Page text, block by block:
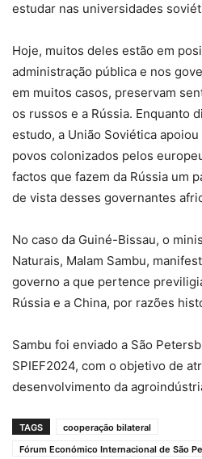
estudar nas universidades
Hoje, muitos deles estão em
administração pública e nos
em muitos casos, preservam
os russos e a Rússia. Enquanto
estudo, a União Soviética
povos colonizados pelos
factos que fazem da Rússia um
de vista desses governantes
No caso da Guiné-Bissau, o
Naturais, Malam Sambu,
governo a que pertence
Rússia e a China, por razões
Sambu foi enviado a São
SPIEF2024, com o objetivo de
desenvolvimento da
TAGS
cooperação bilateral
Fórum Económico Internacional de São